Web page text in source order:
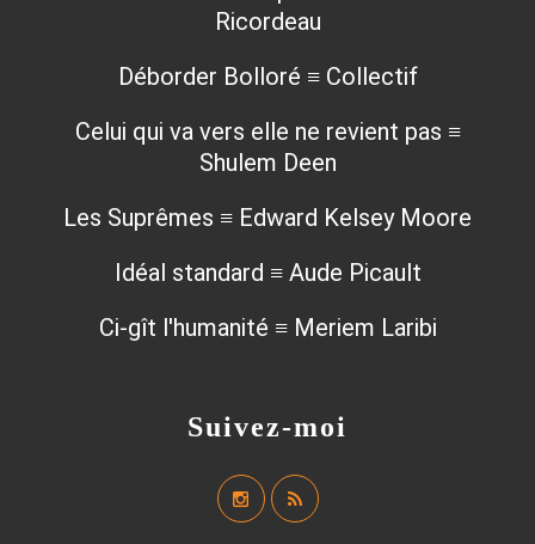
Suivez-moi
Ricordeau
Déborder Bolloré ≡ Collectif
Celui qui va vers elle ne revient pas ≡
Shulem Deen
Les Suprêmes ≡ Edward Kelsey Moore
Idéal standard ≡ Aude Picault
Ci-gît l'humanité ≡ Meriem Laribi